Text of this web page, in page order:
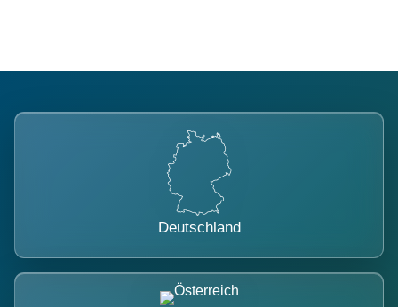
Deutschland